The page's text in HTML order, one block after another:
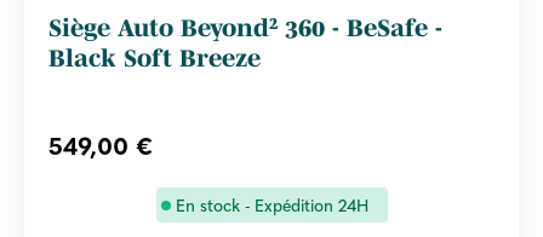
Siège Auto Beyond² 360 - BeSafe -
Black Soft Breeze
549,00 €
En stock - Expédition 24H